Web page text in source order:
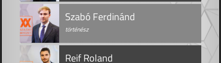
Szabó Ferdinánd
történész
Reif Roland